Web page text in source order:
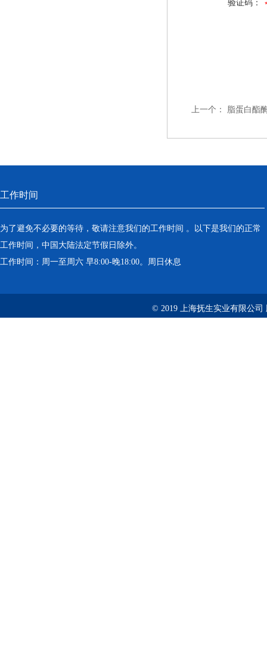
验证码：
上一个： 脂蛋白酯
工作时间
为了避免不必要的等待，敬请注意我们的工作时间 。以下是我们的正常
工作时间，中国大陆法定节假日除外。
工作时间：周一至周六 早8:00-晚18:00。周日休息
© 2019 上海抚生实业有限公司